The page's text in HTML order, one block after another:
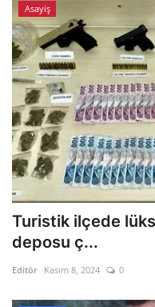
Asayiş
Turistik ilçede
deposu ç...
Editör Kasım 8, 2024 0